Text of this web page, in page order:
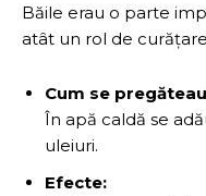
Băile erau o parte
atât un rol de
Cum se
În apă caldă se
uleiuri.
Efecte: